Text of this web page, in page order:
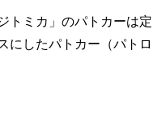
トミカ」のパトカーは定
にしたパトカー（パトロ